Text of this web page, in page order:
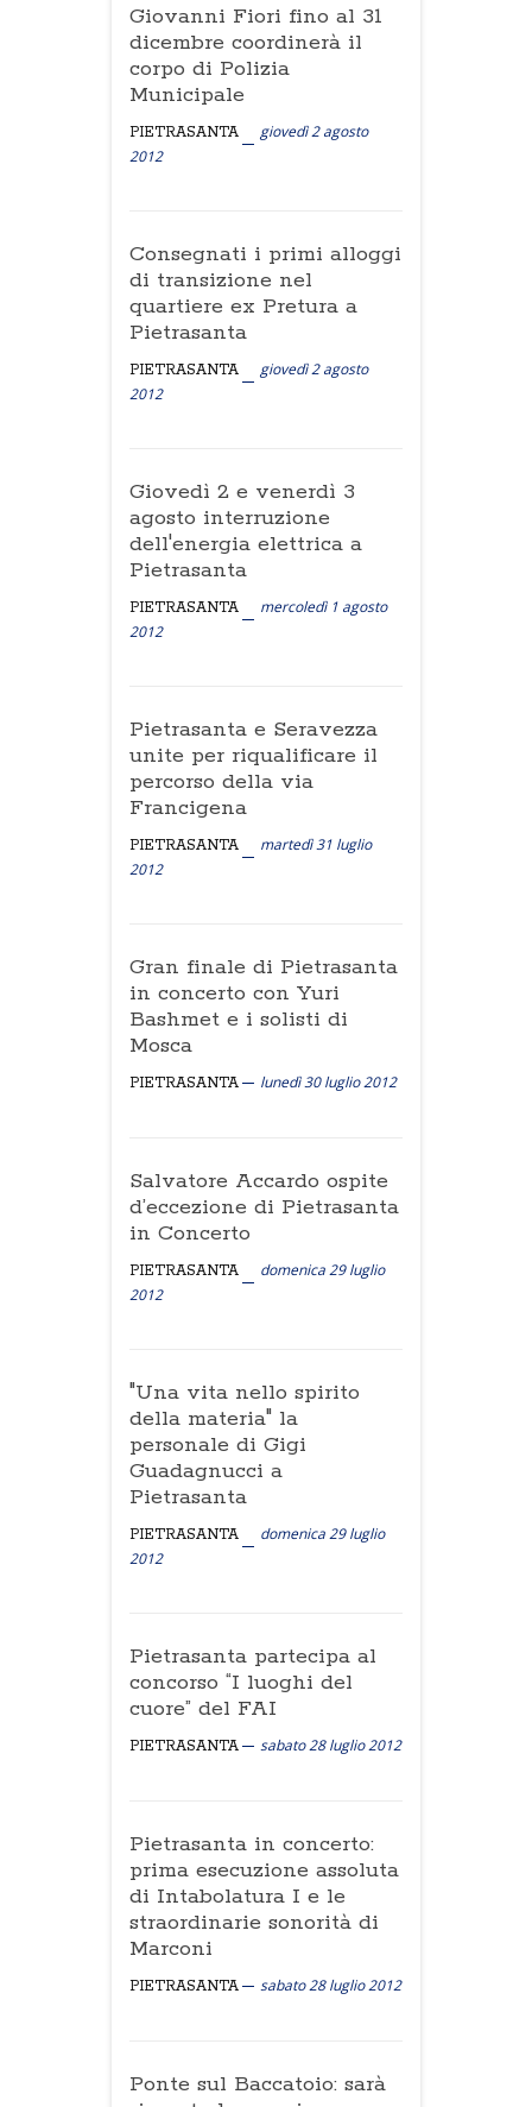
Giovanni Fiori fino al 31
dicembre coordinerà il
corpo di Polizia
Municipale
PIETRASANTA
giovedì 2 agosto
2012
Consegnati i primi alloggi
di transizione nel
quartiere ex Pretura a
Pietrasanta
PIETRASANTA
giovedì 2 agosto
2012
Giovedì 2 e venerdì 3
agosto interruzione
dell'energia elettrica a
Pietrasanta
PIETRASANTA
mercoledì 1 agosto
2012
Pietrasanta e Seravezza
unite per riqualificare il
percorso della via
Francigena
PIETRASANTA
martedì 31 luglio
2012
Gran finale di Pietrasanta
in concerto con Yuri
Bashmet e i solisti di
Mosca
PIETRASANTA lunedì 30 luglio 2012
Salvatore Accardo ospite
d’eccezione di Pietrasanta
in Concerto
PIETRASANTA
domenica 29 luglio
2012
"Una vita nello spirito
della materia" la
personale di Gigi
Guadagnucci a
Pietrasanta
PIETRASANTA
domenica 29 luglio
2012
Pietrasanta partecipa al
concorso “I luoghi del
cuore” del FAI
PIETRASANTA sabato 28 luglio 2012
Pietrasanta in concerto:
prima esecuzione assoluta
di Intabolatura I e le
straordinarie sonorità di
Marconi
PIETRASANTA sabato 28 luglio 2012
Ponte sul Baccatoio: sarà